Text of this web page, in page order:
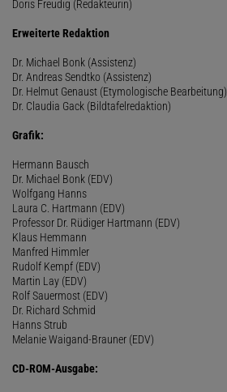
Doris Freudig (Redakteurin)
Erweiterte Redaktion
Dr. Michael Bonk (Assistenz)
Dr. Andreas Sendtko (Assistenz)
Dr. Helmut Genaust (Etymologische Bearbeitung)
Dr. Claudia Gack (Bildtafelredaktion)
Grafik:
Hermann Bausch
Dr. Michael Bonk (EDV)
Wolfgang Hanns
Laura C. Hartmann (EDV)
Professor Dr. Rüdiger Hartmann (EDV)
Klaus Hemmann
Manfred Himmler
Rudolf Kempf (EDV)
Martin Lay (EDV)
Rolf Sauermost (EDV)
Dr. Richard Schmid
Hanns Strub
Melanie Waigand-Brauner (EDV)
CD-ROM-Ausgabe: